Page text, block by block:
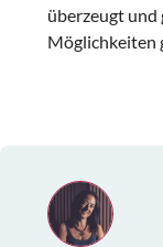
überzeugt und
Möglichkeiten